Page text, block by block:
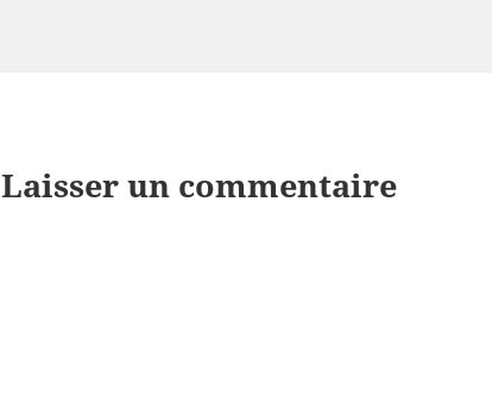
Laisser un commentaire